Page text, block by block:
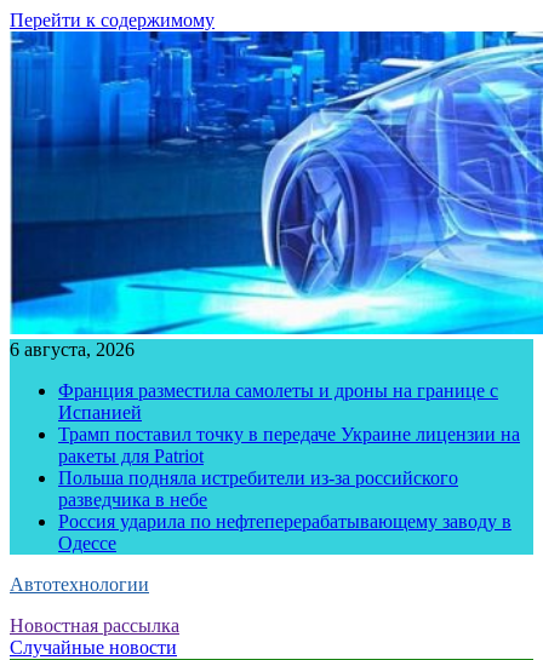
Перейти к содержимому
6 августа, 2026
Франция разместила самолеты и дроны на границе с
Испанией
Трамп поставил точку в передаче Украине лицензии на
ракеты для Patriot
Польша подняла истребители из-за российского
разведчика в небе
Россия ударила по нефтеперерабатывающему заводу в
Одессе
Автотехнологии
Новостная рассылка
Случайные новости